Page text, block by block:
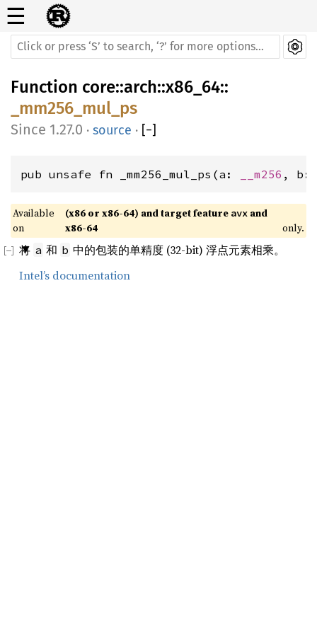
☰
Function core::arch::x86_64::
_mm256_mul_ps
1.27.0 · source · [−]
pub unsafe fn _mm256_mul_ps(a: __m256 , b:
Available
on
(x86 or x86-64) and target feature avx and
x86-64
only.
将 a 和 b 中的包装的单精度 (32-bit) 浮点元素相乘。
Intel’s documentation